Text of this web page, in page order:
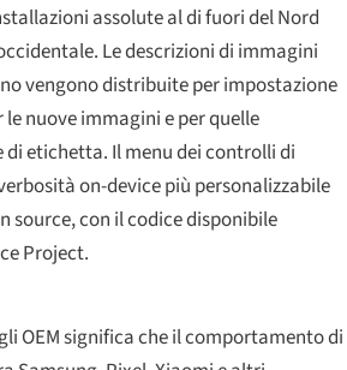
assolute al di fuori del Nord
Le descrizioni di immagini
vengono distribuite per impostazione
nuove immagini e per quelle
etichetta. Il menu dei controlli di
on-device più personalizzabile
source, con il codice disponibile
Project.
OEM significa che il comportamento di